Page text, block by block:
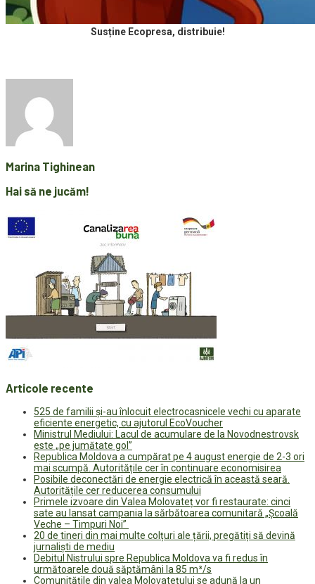
Susține Ecopresa, distribuie!
Marina Tighinean
Hai să ne jucăm!
Articole recente
525 de familii și-au înlocuit electrocasnicele vechi cu aparate
eficiente energetic, cu ajutorul EcoVoucher
Ministrul Mediului: Lacul de acumulare de la Novodnestrovsk
este „pe jumătate gol”
Republica Moldova a cumpărat pe 4 august energie de 2-3 ori
mai scumpă. Autoritățile cer în continuare economisirea
Posibile deconectări de energie electrică în această seară.
Autoritățile cer reducerea consumului
Primele izvoare din Valea Molovateț vor fi restaurate: cinci
sate au lansat campania la sărbătoarea comunitară „Școală
Veche – Timpuri Noi”
20 de tineri din mai multe colțuri ale țării, pregătiți să devină
jurnaliști de mediu
Debitul Nistrului spre Republica Moldova va fi redus în
următoarele două săptămâni la 85 m³/s
Comunitățile din valea Molovatețului se adună la un